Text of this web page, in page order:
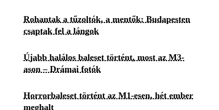
Rohantak a tűzoltók, a mentők: Budapesten
csaptak fel a lángok
Újabb halálos baleset történt, most az M3-
ason – Drámai fotók
Horrorbaleset történt az M1-esen, hét ember
meghalt